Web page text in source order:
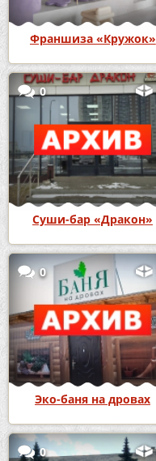
Франшиза «Кружок»
0
Суши-бар «Дракон»
0
Эко-баня на дровах
0